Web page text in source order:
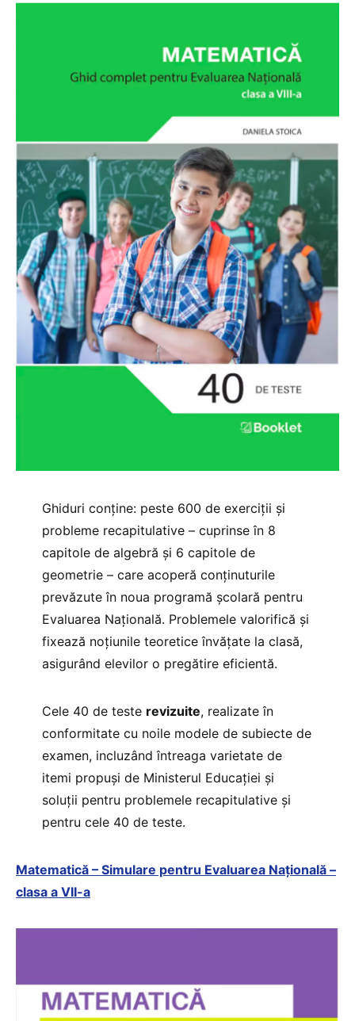
Ghiduri conține: peste 600 de exerciții și
probleme recapitulative – cuprinse în 8
capitole de algebră și 6 capitole de
geometrie – care acoperă conținuturile
prevăzute în noua programă școlară pentru
Evaluarea Națională. Problemele valorifică și
fixează noțiunile teoretice învățate la clasă,
asigurând elevilor o pregătire eficientă.
Cele 40 de teste revizuite, realizate în
conformitate cu noile modele de subiecte de
examen, incluzând întreaga varietate de
itemi propuși de Ministerul Educației și
soluții pentru problemele recapitulative și
pentru cele 40 de teste.
Matematică – Simulare pentru Evaluarea Națională –
clasa a VII-a